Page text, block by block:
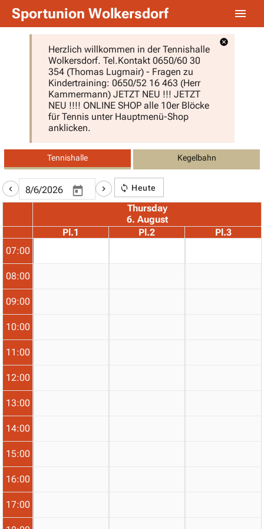
Sportunion Wolkersdorf
Herzlich willkommen in der Tennishalle
Wolkersdorf. Tel.Kontakt 0650/60 30
354 (Thomas Lugmair) - Fragen zu
Kindertraining: 0650/52 16 463 (Herr
Kammermann) JETZT NEU !!! JETZT
NEU !!!! ONLINE SHOP alle 10er Blöcke
für Tennis unter Hauptmenü-Shop
anklicken.
Tennishalle Kegelbahn
Heute
Thursday
6. August
Pl.1
Pl.2
Pl.3
07:00
08:00
09:00
10:00
11:00
12:00
13:00
14:00
15:00
16:00
17:00